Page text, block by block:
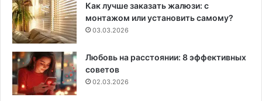
Как лучше заказать жалюзи: с
монтажом или установить самому?
03.03.2026
Любовь на расстоянии: 8 эффективных
советов
02.03.2026